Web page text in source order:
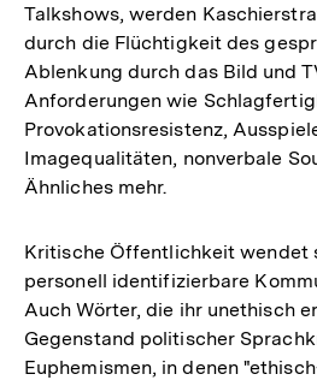
Talkshows, werden
durch die Flüchtigkeit des
Ablenkung durch das Bild und
Anforderungen wie
Provokationsresistenz,
Imagequalitäten, nonverbale
Ähnliches mehr.
Kritische Öffentlichkeit wendet
personell identifizierbare
Auch Wörter, die ihr unethisch
Gegenstand politischer
Euphemismen, in denen